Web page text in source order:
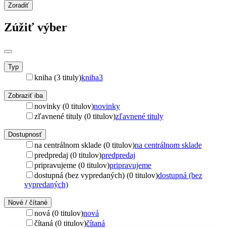
Zoradiť
Zúžiť výber
Typ
kniha (3 tituly)kniha3
Zobraziť iba
novinky (0 titulov)novinky
zľavnené tituly (0 titulov)zľavnené tituly
Dostupnosť
na centrálnom sklade (0 titulov)na centrálnom sklade
predpredaj (0 titulov)predpredaj
pripravujeme (0 titulov)pripravujeme
dostupná (bez vypredaných) (0 titulov)dostupná (bez
vypredaných)
Nové / čítané
nová (0 titulov)nová
čítaná (0 titulov)čítaná